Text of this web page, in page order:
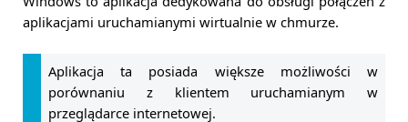
aplikacjami uruchamianymi wirtualnie w chmurze.
Aplikacja ta posiada większe możliwości w
porównaniu z klientem uruchamianym w
przeglądarce internetowej.